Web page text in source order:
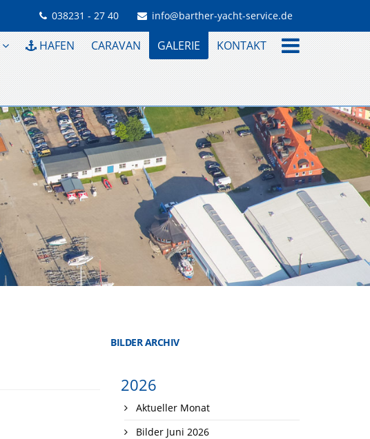
038231 - 27 40 info@barther-yacht-service.de
HAFEN CARAVAN GALERIE KONTAKT
BILDER ARCHIV
2026
Aktueller Monat
Bilder Juni 2026